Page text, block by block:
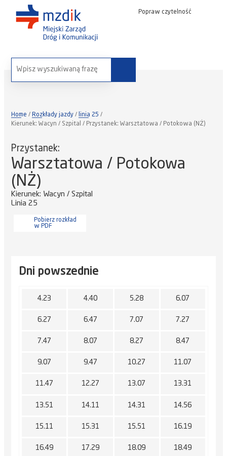
Popraw czytelność
wyszukaj na stronie:
Home Rozkłady jazdy
linia 25
Kierunek: Wacyn / Szpital / Przystanek: Warsztatowa / Potokowa (NŻ)
Przystanek:
Warsztatowa / Potokowa
(NŻ)
Kierunek: Wacyn / Szpital
Linia 25
Pobierz rozkład
w PDF
Dni powszednie
4.23 4.40 5.28 6.07
6.27 6.47 7.07 7.27
7.47 8.07 8.27 8.47
9.07 9.47 10.27 11.07
11.47 12.27 13.07 13.31
13.51 14.11 14.31 14.56
15.11 15.31 15.51 16.19
16.49 17.29 18.09 18.49